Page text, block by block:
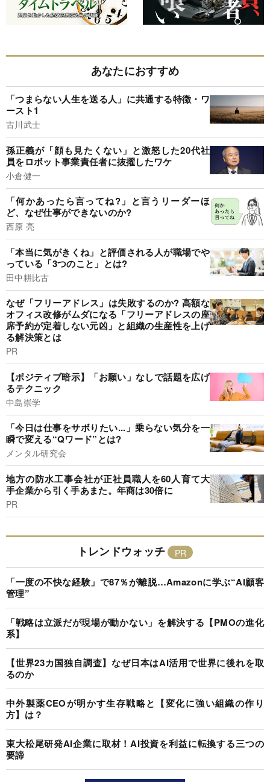
あなたにおすすめ
「つまらない人生を送る人」に共通する特徴・ワ
ースト1
古川武士
孫正義が「顔も見たくない」と激怒した20代社
員をロボット事業責任者に抜擢したワケ
小倉健一
「何かあったら言ってね?」と言うリーダーほ
ど、なぜ仕事ができないのか?
西原 亮
「本当に気がきくね」と評価される人が職場でや
っている「3つのこと」とは?
田中耕比古
なぜ「フリーアドレス」は失敗するのか? 高額な
オフィス改修がムダになる「フリーアドレスの座
席予約が定着しない元凶」と組織の生産性を上げ
る解決策とは
PR
【ポジティブ暗示】「お願い」なしで話題を広げ
るテクニック
中島崇学
「今日は仕事をサボりたい...」乗らない気分を一
瞬で変える“Qワード”とは?
メンタル研究会
地方の防水工事会社が正社員職人を60人育て大
手企業から引く手あまた。年商は30倍に
PR
トレンドウォッチ
「一度の不快な経験」で87％が離脱…Amazonに学ぶ“AI顧客
管理”
「戦略は立派だが現場が動かない」を解決する【PMOの進化
系】
【世界23カ国独自調査】なぜ日本はAI活用で世界に後れを取
るのか
中外製薬CEOが明かす生存戦略と【変化に強い組織の作り
方】は？
東大松尾研発AI企業に取材！AI投資を利益に転換する三つの
要諦